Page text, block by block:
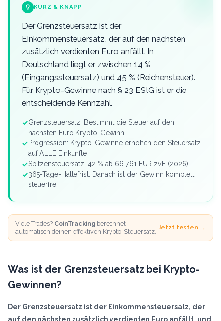
KURZ & KNAPP
Der Grenzsteuersatz ist der
Einkommensteuersatz, der auf den nächsten
zusätzlich verdienten Euro anfällt. In
Deutschland liegt er zwischen 14 %
(Eingangssteuersatz) und 45 % (Reichensteuer).
Für Krypto-Gewinne nach § 23 EStG ist er die
entscheidende Kennzahl.
✓Grenzsteuersatz: Bestimmt die Steuer auf den
nächsten Euro Krypto-Gewinn
✓Progression: Krypto-Gewinne erhöhen den Steuersatz
auf ALLE Einkünfte
✓Spitzensteuersatz: 42 % ab 66.761 EUR zvE (2026)
✓365-Tage-Haltefrist: Danach ist der Gewinn komplett
steuerfrei
Viele Trades? CoinTracking berechnet
automatisch deinen effektiven Krypto-Steuersatz.
Jetzt testen →
Was ist der Grenzsteuersatz bei Krypto-
Gewinnen?
Der Grenzsteuersatz ist der Einkommensteuersatz, der
auf den nächsten zusätzlich verdienten Euro anfällt, und